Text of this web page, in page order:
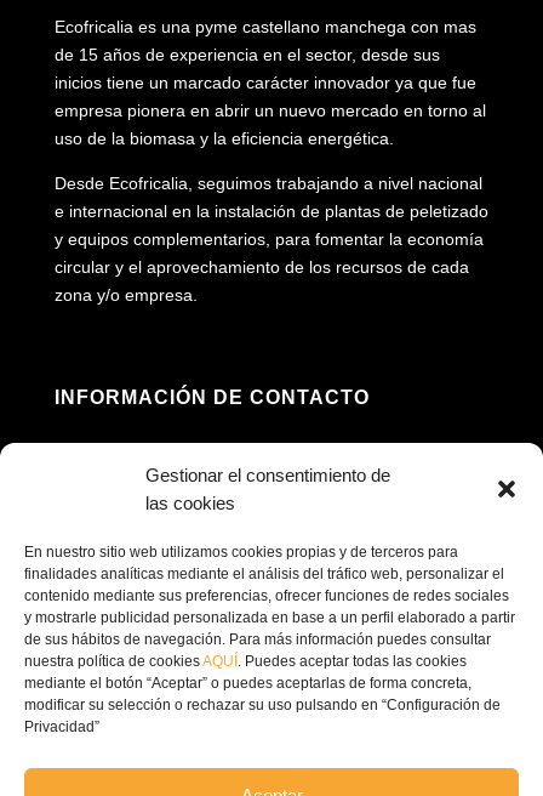
Gestionar el consentimiento de
las cookies
En nuestro sitio web utilizamos cookies propias y de terceros para
finalidades analíticas mediante el análisis del tráfico web, personalizar el
contenido mediante sus preferencias, ofrecer funciones de redes sociales
y mostrarle publicidad personalizada en base a un perfil elaborado a partir
de sus hábitos de navegación. Para más información puedes consultar
nuestra política de cookiesAQUÍ . Puedes aceptar todas las cookies
mediante el botón “Aceptar” o puedes aceptarlas de forma concreta,
modificar su selección o rechazar su uso pulsando en “Configuración de
Privacidad”
Ecofricalia es una pyme castellano manchega con mas
de 15 años de experiencia en el sector, desde sus
inicios tiene un marcado carácter innovador ya que fue
empresa pionera en abrir un nuevo mercado en torno al
uso de la biomasa y la eficiencia energética.
Desde Ecofricalia, seguimos trabajando a nivel nacional
e internacional en la instalación de plantas de peletizado
y equipos complementarios, para fomentar la economía
circular y el aprovechamiento de los recursos de cada
zona y/o empresa.
INFORMACIÓN DE CONTACTO
Pedroñeras, Cuenca
 contacto@ecofricalia.com